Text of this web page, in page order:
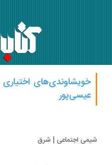
خویشاوندی‌های اختیاری و
عیسی‌پور
اجتماعی | شرق